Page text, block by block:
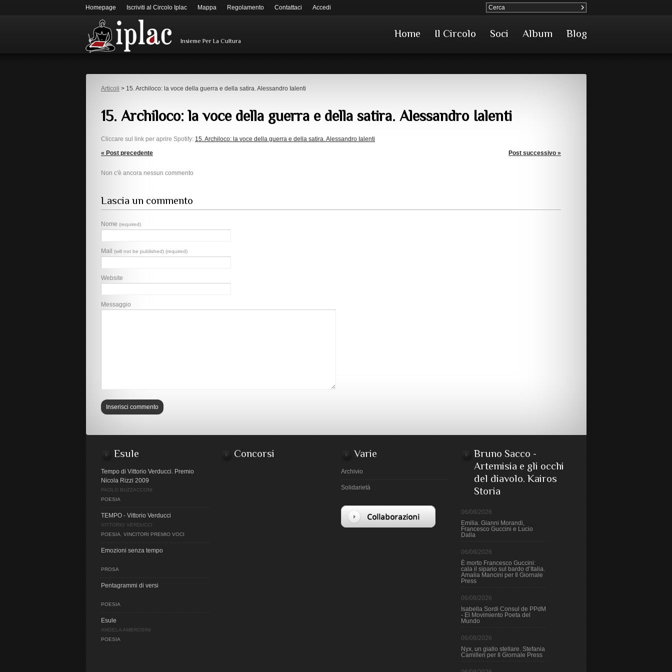
Homepage Iscriviti al Circolo Iplac Mappa Regolamento Contattaci Accedi
Insieme Per La Cultura
Home Il Circolo Soci Album Blog
Articoli > 15. Archiloco: la voce della guerra e della satira. Alessandro Ialenti
15. Archiloco: la voce della guerra e della satira. Alessandro Ialenti
Cliccare sul link per aprire Spotify: 15. Archiloco: la voce della guerra e della satira. Alessandro Ialenti
« Post precedente
Post successivo »
Non c'è ancora nessun commento
Lascia un commento
Nome (required)
Mail (will not be published) (required)
Website
Messaggio
Esule
Tempo di Vittorio Verducci. Premio
Nicola Rizzi 2009
PAOLO BUZZACCONI
POESIA
TEMPO - Vittorio Verducci
VITTORIO VERDUCCI
POESIA
VINCITORI PREMIO VOCI
Emozioni senza tempo
PROSA
Pentagrammi di versi
POESIA
Esule
ANGELA AMBROSINI
POESIA
Concorsi Varie
Archivio
Solidarietà
Bruno Sacco -
Artemisia e gli occhi
del diavolo. Kairos
Storia
06/08/2026
Emilia. Gianni Morandi,
Francesco Guccini e Lucio
Dalla
06/08/2026
È morto Francesco Guccini:
cala il sipario sul bardo d’Italia.
Amalia Mancini per Il Giornale
Press
06/08/2026
Isabella Sordi Consul de PPdM
- El Movimiento Poeta del
Mundo
06/08/2026
Nyx, un giallo stellare. Stefania
Camilleri per Il Giornale Press